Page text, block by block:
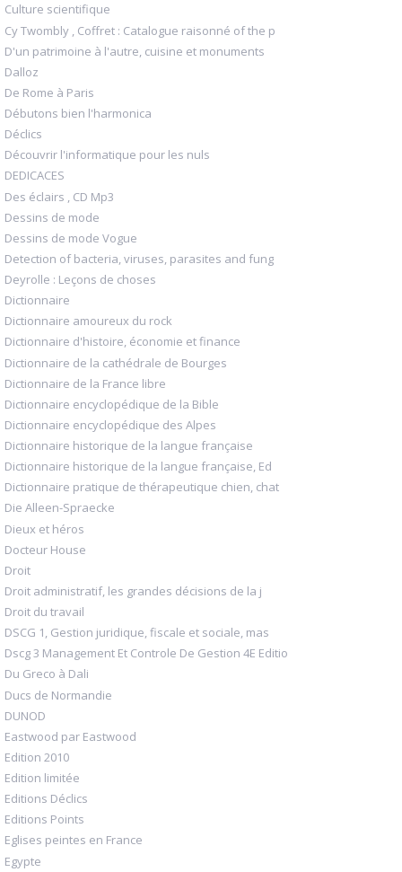
Culture scientifique
Cy Twombly , Coffret : Catalogue raisonné of the p
D'un patrimoine à l'autre, cuisine et monuments
Dalloz
De Rome à Paris
Débutons bien l'harmonica
Déclics
Découvrir l'informatique pour les nuls
DEDICACES
Des éclairs , CD Mp3
Dessins de mode
Dessins de mode Vogue
Detection of bacteria, viruses, parasites and fung
Deyrolle : Leçons de choses
Dictionnaire
Dictionnaire amoureux du rock
Dictionnaire d'histoire, économie et finance
Dictionnaire de la cathédrale de Bourges
Dictionnaire de la France libre
Dictionnaire encyclopédique de la Bible
Dictionnaire encyclopédique des Alpes
Dictionnaire historique de la langue française
Dictionnaire historique de la langue française, Ed
Dictionnaire pratique de thérapeutique chien, chat
Die Alleen-Spraecke
Dieux et héros
Docteur House
Droit
Droit administratif, les grandes décisions de la j
Droit du travail
DSCG 1, Gestion juridique, fiscale et sociale, mas
Dscg 3 Management Et Controle De Gestion 4E Editio
Du Greco à Dali
Ducs de Normandie
DUNOD
Eastwood par Eastwood
Edition 2010
Edition limitée
Editions Déclics
Editions Points
Eglises peintes en France
Egypte